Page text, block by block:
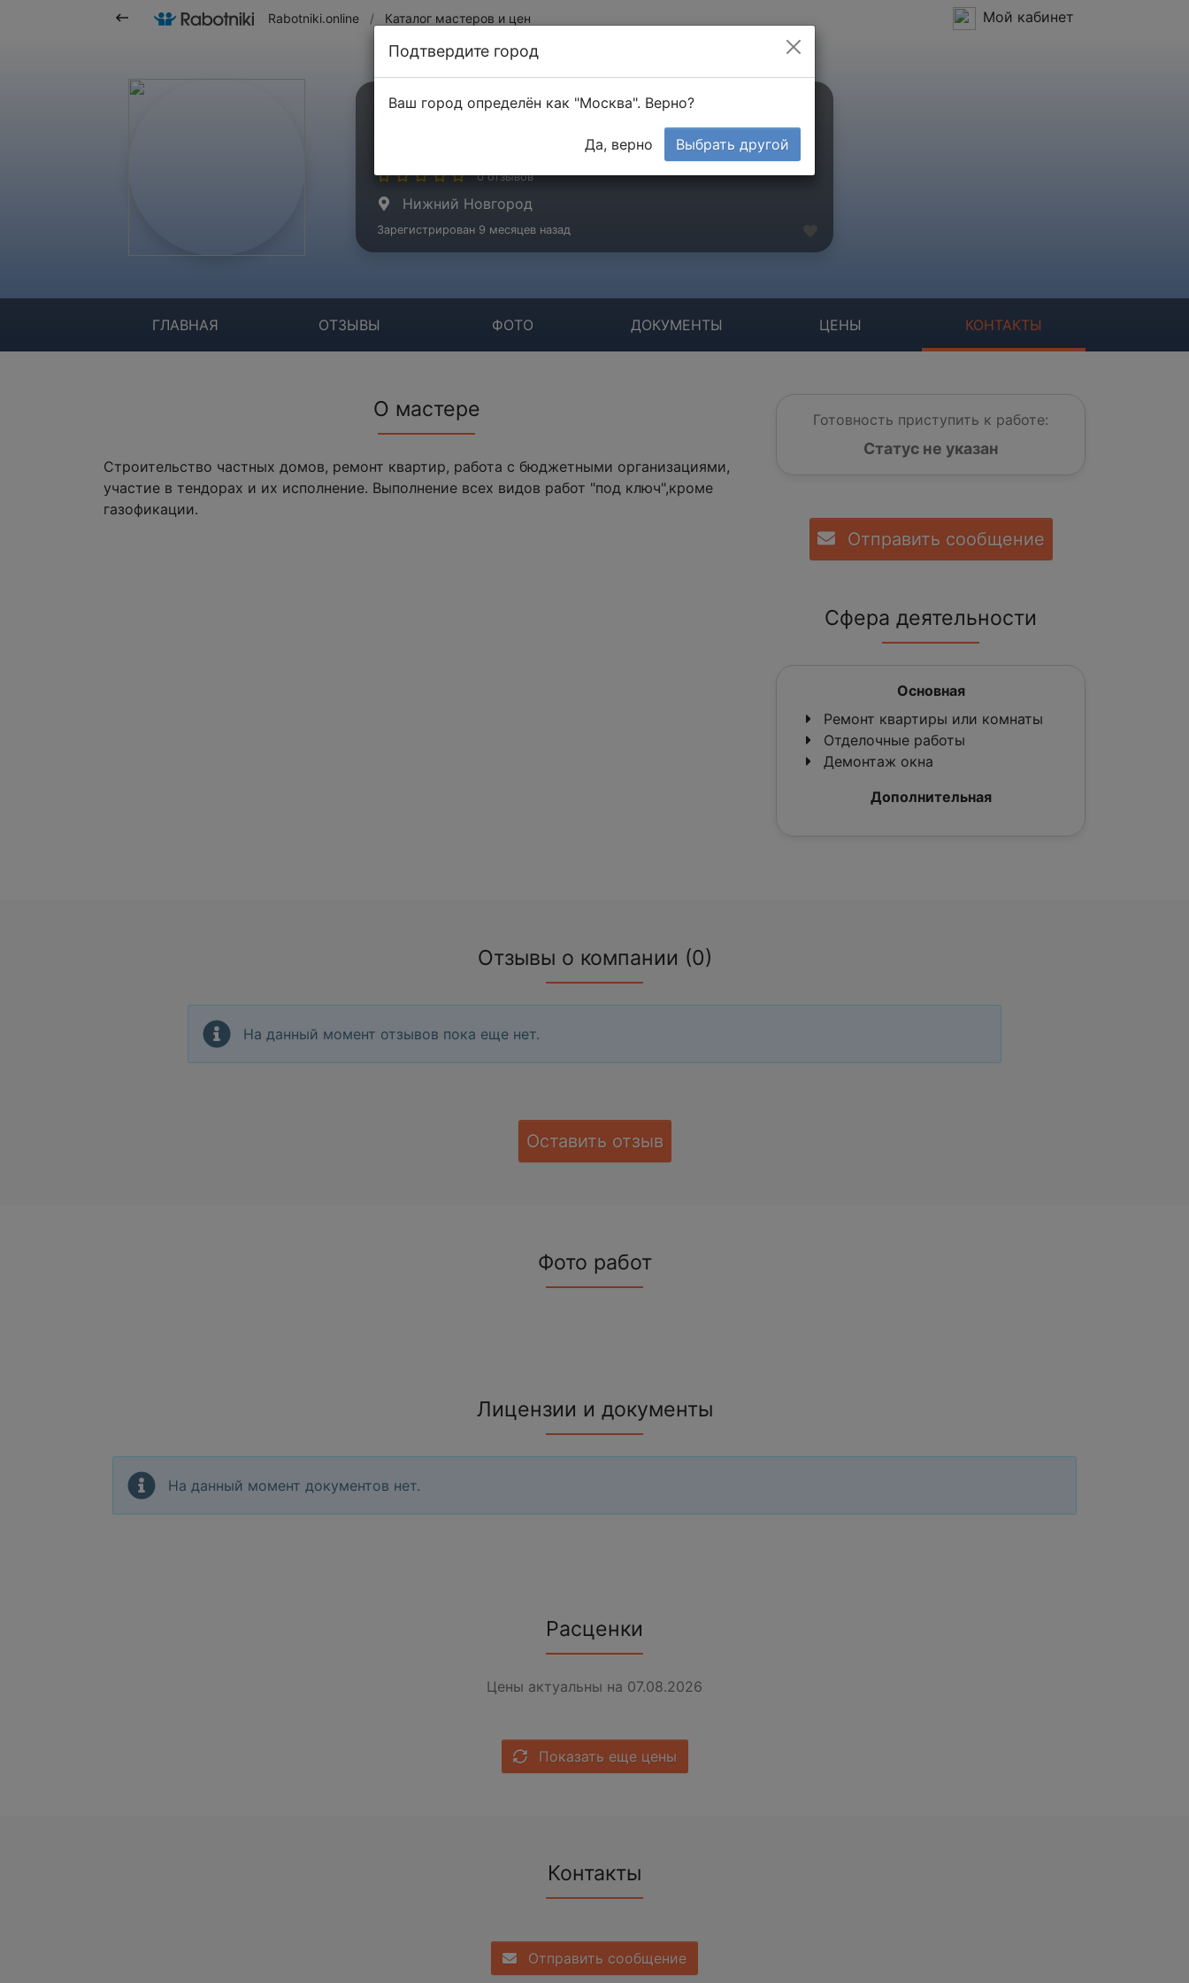
Rabotniki.online / Каталог мастеров и цен Мой кабинет
ООО "ДИМКАТ"
0 отзывов
Нижний Новгород
Зарегистрирован 9 месяцев назад
ГЛАВНАЯ ОТЗЫВЫ ФОТО ДОКУМЕНТЫ ЦЕНЫ КОНТАКТЫ
О мастере
Строительство частных домов, ремонт квартир, работа с бюджетными организациями,
участие в тендорах и их исполнение. Выполнение всех видов работ "под ключ",кроме
газофикации.
Готовность приступить к работе:
Статус не указан
Отправить сообщение
Сфера деятельности
Основная
Ремонт квартиры или комнаты
Отделочные работы
Демонтаж окна
Дополнительная
Отзывы о компании (0)
На данный момент отзывов пока еще нет.
Оставить отзыв
Фото работ
Лицензии и документы
На данный момент документов нет.
Расценки
Цены актуальны на 07.08.2026
Показать еще цены
Контакты
Отправить сообщение
Подтвердите город
Ваш город определён как "Москва". Верно?
Да, верно Выбрать другой